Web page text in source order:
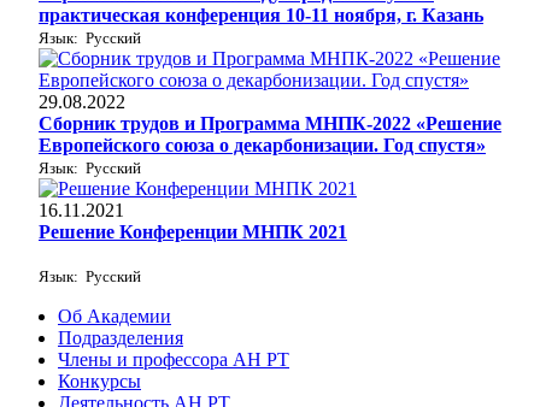
практическая конференция 10-11 ноября, г. Казань
Язык: Русский
29.08.2022
Сборник трудов и Программа МНПК-2022 «Решение
Европейского союза о декарбонизации. Год спустя»
Язык: Русский
16.11.2021
Решение Конференции МНПК 2021
Язык: Русский
Об Академии
Подразделения
Члены и профессора АН РТ
Конкурсы
Деятельность АН РТ